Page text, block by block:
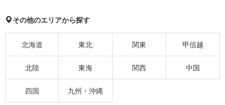
その他のエリアから探す
北海道 東北 関東 甲信越
北陸 東海 関西 中国
四国 九州・沖縄